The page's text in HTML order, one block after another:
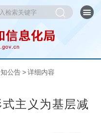
公告 > 详细内容
主义为基层减